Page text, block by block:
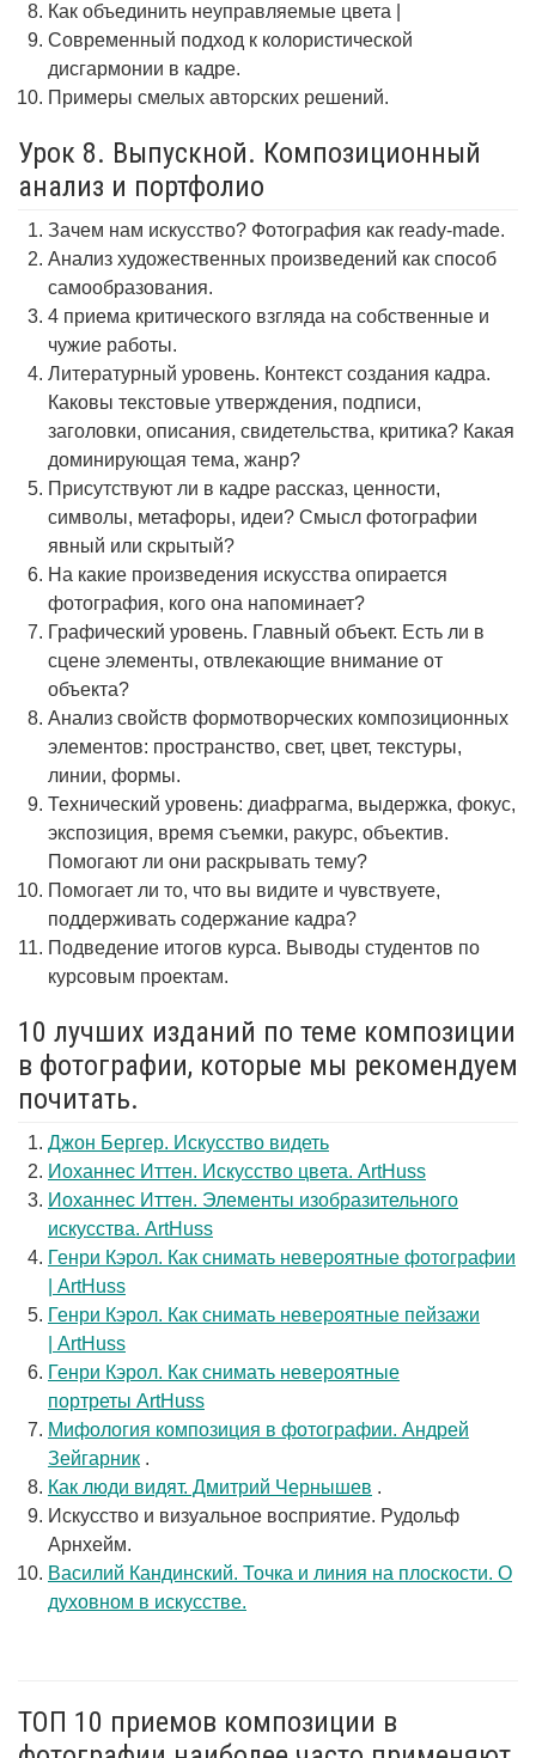
Как объединить неуправляемые цвета |
Современный подход к колористической
дисгармонии в кадре.
Примеры смелых авторских решений.
Урок 8. Выпускной. Композиционный
анализ и портфолио
Зачем нам искусство? Фотография как ready-made.
Анализ художественных произведений как способ
самообразования.
4 приема критического взгляда на собственные и
чужие работы.
Литературный уровень. Контекст создания кадра.
Каковы текстовые утверждения, подписи,
заголовки, описания, свидетельства, критика? Какая
доминирующая тема, жанр?
Присутствуют ли в кадре рассказ, ценности,
символы, метафоры, идеи? Смысл фотографии
явный или скрытый?
На какие произведения искусства опирается
фотография, кого она напоминает?
Графический уровень. Главный объект. Есть ли в
сцене элементы, отвлекающие внимание от
объекта?
Анализ свойств формотворческих композиционных
элементов: пространство, свет, цвет, текстуры,
линии, формы.
Технический уровень: диафрагма, выдержка, фокус,
экспозиция, время съемки, ракурс, объектив.
Помогают ли они раскрывать тему?
Помогает ли то, что вы видите и чувствуете,
поддерживать содержание кадра?
Подведение итогов курса. Выводы студентов по
курсовым проектам.
10 лучших изданий по теме композиции
в фотографии, которые мы рекомендуем
почитать.
Джон Бергер. Искусство видеть
Иоханнес Иттен. Искусство цвета. ArtHuss
Иоханнес Иттен. Элементы изобразительного
искусства. ArtHuss
Генри Кэрол. Как снимать невероятные фотографии
| ArtHuss
Генри Кэрол. Как снимать невероятные пейзажи
| ArtHuss
Генри Кэрол. Как снимать невероятные
портреты ArtHuss
Мифология композиция в фотографии. Андрей
Зейгарник .
Как люди видят. Дмитрий Чернышев .
Искусство и визуальное восприятие. Рудольф
Арнхейм.
Василий Кандинский. Точка и линия на плоскости. О
духовном в искусстве.
ТОП 10 приемов композиции в